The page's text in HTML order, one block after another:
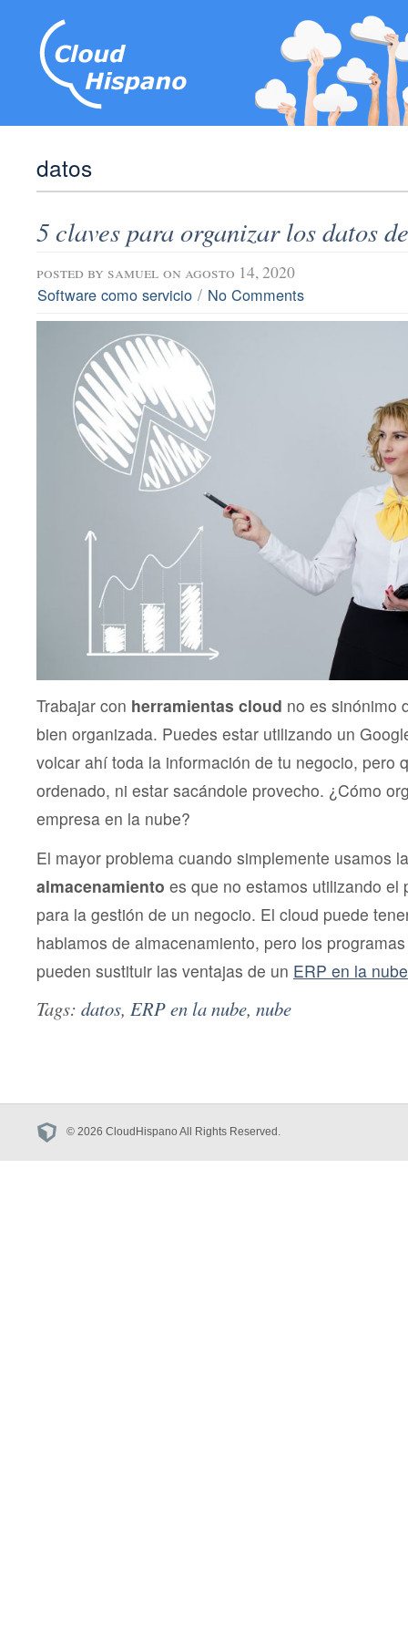
datos
5 claves para organizar los datos
posted by samuel on agosto 14, 2020
Software como servicio / No Comments
Trabajar con herramientas cloud no es sinónimo
bien organizada. Puedes estar utilizando un
volcar ahí toda la información de tu negocio, pero
ordenado, ni estar sacándole provecho. ¿Cómo
empresa en la nube?
El mayor problema cuando simplemente usamos
almacenamiento es que no estamos utilizando el
para la gestión de un negocio. El cloud puede
hablamos de almacenamiento, pero los
pueden sustituir las ventajas de un ERP en la nube
Tags: datos, ERP en la nube, nube
© 2026 CloudHispano All Rights Reserved.